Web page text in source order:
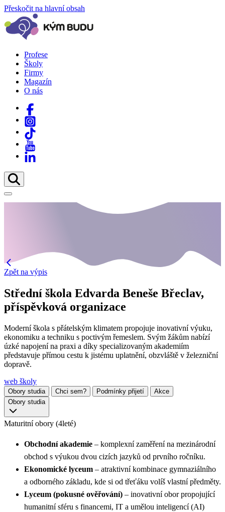
Přeskočit na hlavní obsah
Profese
Školy
Firmy
Magazín
O nás
Zpět na výpis
Střední škola Edvarda Beneše Břeclav,
příspěvková organizace
Moderní škola s přátelským klimatem propojuje inovativní výuku,
ekonomiku a techniku s poctivým řemeslem. Svým žákům nabízí
úzké napojení na praxi a díky specializovaným akademiím
představuje přímou cestu k jistému uplatnění, obzvláště v železniční
dopravě.
web školy
Obory studia Chci sem? Podmínky přijetí
Akce
Obory studia
Maturitní obory (4leté)
Obchodní akademie – komplexní zaměření na mezinárodní
obchod s výukou dvou cizích jazyků od prvního ročníku.
Ekonomické lyceum – atraktivní kombinace gymnaziálního
a odborného základu, kde si od třeťáku volíš vlastní předměty.
Lyceum (pokusné ověřování) – inovativní obor propojující
humanitní sféru s financemi, IT a umělou inteligencí (AI)